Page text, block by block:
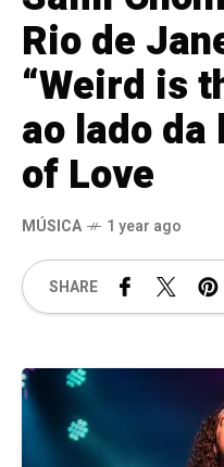
Rio de
“Weird is
ao lado da
of Love
MÚSICA 1 year ago
SHARE